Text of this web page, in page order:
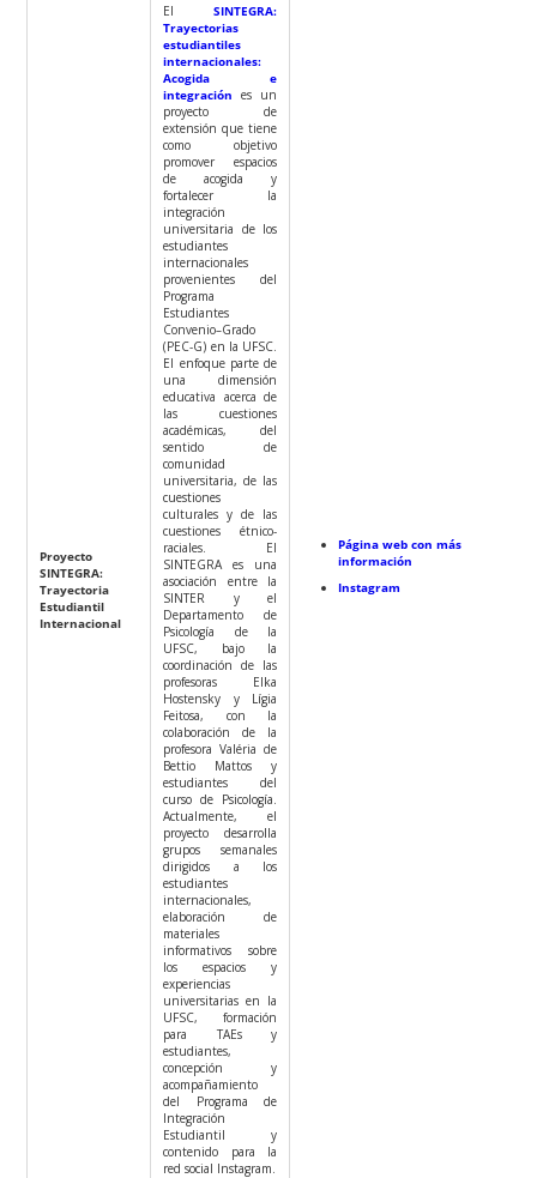
Proyecto
SINTEGRA:
Trayectoria
Estudiantil
Internacional
ElSINTEGRA:
Trayectorias
estudiantiles
internacionales:
Acogida e
integración es un
proyecto de
extensión que tiene
como objetivo
promover espacios
de acogida y
fortalecer la
integración
universitaria de los
estudiantes
internacionales
provenientes del
Programa
Estudiantes
Convenio–Grado
(PEC-G) en la UFSC.
El enfoque parte de
una dimensión
educativa acerca de
las cuestiones
académicas, del
sentido de
comunidad
universitaria, de las
cuestiones
culturales y de las
cuestiones étnico-
raciales. El
SINTEGRA es una
asociación entre la
SINTER y el
Departamento de
Psicología de la
UFSC, bajo la
coordinación de las
profesoras Elka
Hostensky y Lígia
Feitosa, con la
colaboración de la
profesora Valéria de
Bettio Mattos y
estudiantes del
curso de Psicología.
Actualmente, el
proyecto desarrolla
grupos semanales
dirigidos a los
estudiantes
internacionales,
elaboración de
materiales
informativos sobre
los espacios y
experiencias
universitarias en la
UFSC, formación
para TAEs y
estudiantes,
concepción y
acompañamiento
del Programa de
Integración
Estudiantil y
contenido para la
red social Instagram.
Página web con más
información
Instagram